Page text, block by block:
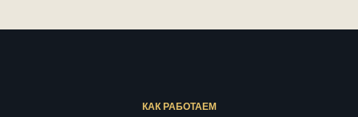
КАК РАБОТАЕМ